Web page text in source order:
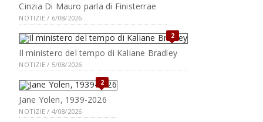
Cinzia Di Mauro parla di Finisterrae
NOTIZIE / 6/08/2026
2
Il ministero del tempo di Kaliane Bradley
NOTIZIE / 5/08/2026
2
Jane Yolen, 1939-2026
NOTIZIE / 4/08/2026